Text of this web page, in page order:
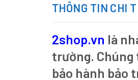
THÔNG TIN CHI
2shop.vn là
trường. Chúng
bảo hành bảo